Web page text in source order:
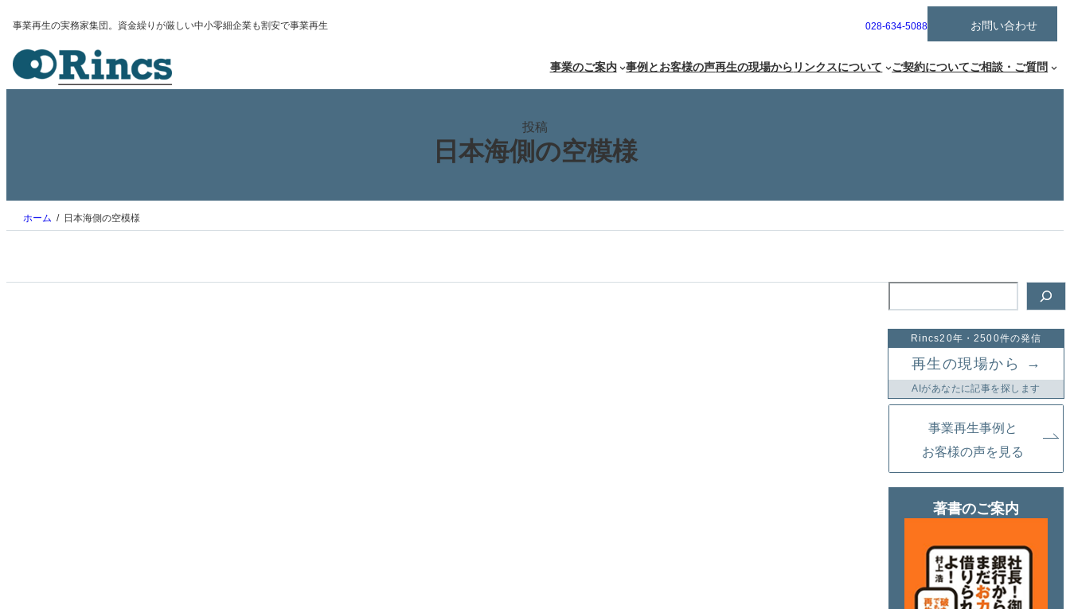
容
ス
キ
事業再生の実務家集団。資金繰りが厳しい中小零細企業も割安で事業再生
ア
ン
リ
ン
028-634-5088
グ
ー
お問い合わせ
事業のご案内 事例とお客様の声再生の現場から リンクスについて ご契約についてご相談・ご質問
投稿
日本海側の空模様
ホーム 日本海側の空模様
Rincs20年・2500件の発信
再生の現場から →
AIがあなたに記事を探します
事業再生事例と
お客様の声を見る
著書のご案内